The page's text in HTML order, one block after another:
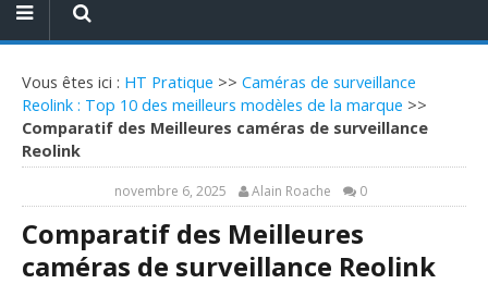
Vous êtes ici : HT Pratique >> Caméras de surveillance
Reolink : Top 10 des meilleurs modèles de la marque >>
Comparatif des Meilleures caméras de surveillance
Reolink
novembre 6, 2025 Alain Roache 0
Comparatif des Meilleures
caméras de surveillance Reolink